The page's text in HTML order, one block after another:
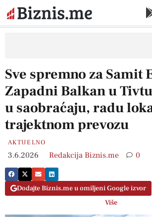
Sve spremno za Samit
Zapadni Balkan u
u saobraćaju, radu
trajektnom prevozu
AKTUELNO
3.6.2026 Redakcija Biznis.me 0
Dodajte Biznis.me u omiljeni Google izvor
Više